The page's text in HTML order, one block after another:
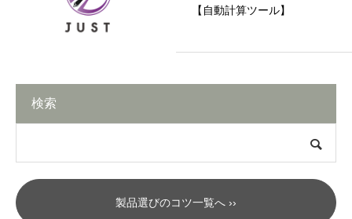
【自動計算ツール】
検索
製品選びのコツ一覧へ ››